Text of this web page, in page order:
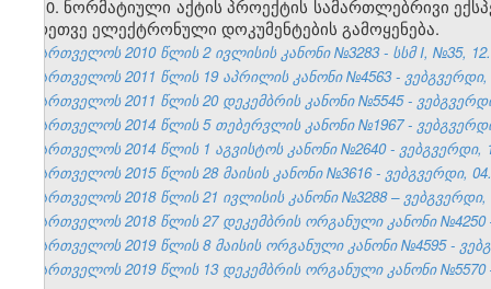
10. ნორმატიული აქტის პროექტის სამართლებრივი
აგრეთვე ელექტრონული დოკუმენტების გამოყენება.
საქართველოს 2010 წლის 2 ივლისის კანონი №3283 - სსმ I, №35,
საქართველოს 2011 წლის 19 აპრილის კანონი №4563 - ვებგვერდი,
საქართველოს 2011 წლის 20 დეკემბრის კანონი №5545 -
საქართველოს 2014 წლის 5 თებერვლის კანონი №1967 -
საქართველოს 2014 წლის 1 აგვისტოს კანონი №2640 - ვებგვერდი,
საქართველოს 2015 წლის 28 მაისის კანონი №3616 - ვებგვერდი,
საქართველოს 2018 წლის 21 ივლისის კანონი №3288 – ვებგვერდი,
საქართველოს 2018 წლის 27 დეკემბრის ორგანული კანონი №4250
საქართველოს 2019 წლის 8 მაისის ორგანული კანონი №4595 -
საქართველოს 2019 წლის 13 დეკემბრის ორგანული კანონი №5570